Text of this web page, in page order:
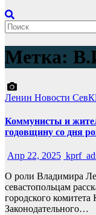
Метка:
Ленин Новости
Коммунисты и
годовщину со дня
Апр 22, 2025
О роли Владимира
севастопольцам
городского
Законодательного…